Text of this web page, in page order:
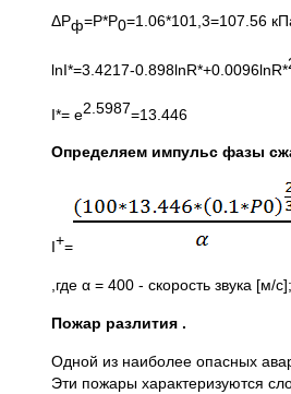
ΔРф=Р*Р0=1.06*101,3=107.56
lnI*=3.4217-0.898lnR*+0.0096lnR*
I*= e2.5987=13.446
Определяем импульс фазы
I+=
,где α = 400 - скорость звука [м/с];
Пожар разлития .
Одной из наиболее опасных
Эти пожары характеризуются